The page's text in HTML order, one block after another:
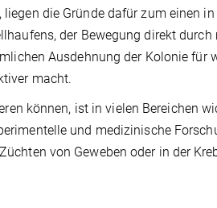
die Gründe dafür zum einen
der Bewegung direkt
Ausdehnung der Kolonie für
macht.
können, ist in vielen Bereichen
und medizinische
von Geweben oder in der